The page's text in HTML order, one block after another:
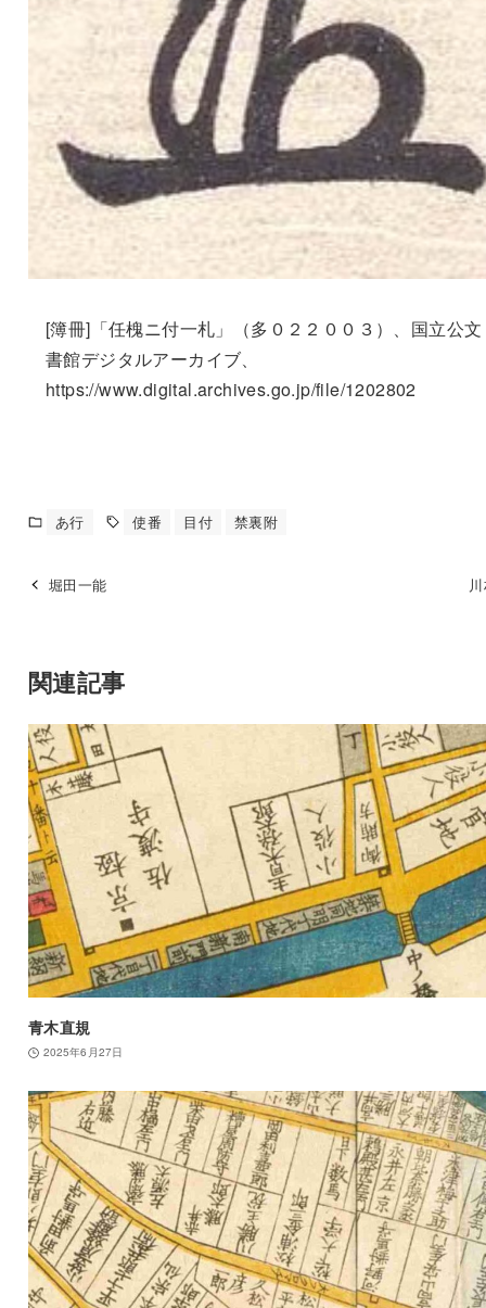
[簿冊]「任槐ニ付一札」（多０２２００３）、国立公文
書館デジタルアーカイブ、
https://www.digital.archives.go.jp/file/1202802
あ行 使番 目付 禁裏附
堀田一能
関連記事
青木直規
2025年6月27日